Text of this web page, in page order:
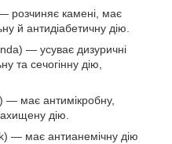
розчиняє камені, має
й антидіабетичну дію.
— усуває дизуричні
та сечогінну дію,
— має антимікробну,
дію.
— має антианемічну дію